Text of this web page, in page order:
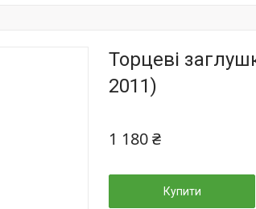
Торцеві
2011)
1 180 ₴
Купити